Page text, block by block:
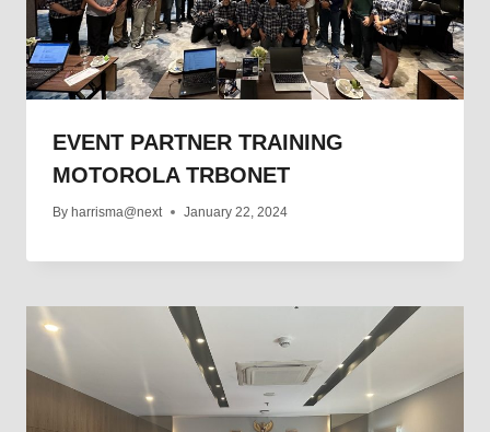
EVENT PARTNER TRAINING
MOTOROLA TRBONET
By harrisma@next January 22, 2024